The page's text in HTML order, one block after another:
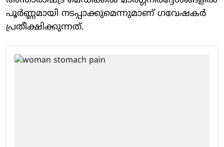
പൂർണ്ണമായി നടപ്പാക്കുമെന്നുമാണ് ഗവേഷകർ
പ്രതീക്ഷിക്കുന്നത്.